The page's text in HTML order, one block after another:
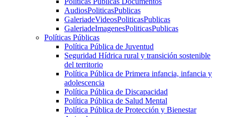
AudiosPoliticasPublicas
GaleriadeVideosPoliticasPublicas
GaleriadeImagenesPoliticasPublicas
Políticas Públicas
Política Pública de Juventud
Seguridad Hídrica rural y transición sostenible
del territorio
Política Pública de Primera infancia, infancia y
adolescencia
Política Pública de Discapacidad
Política Pública de Salud Mental
Política Pública de Protección y Bienestar